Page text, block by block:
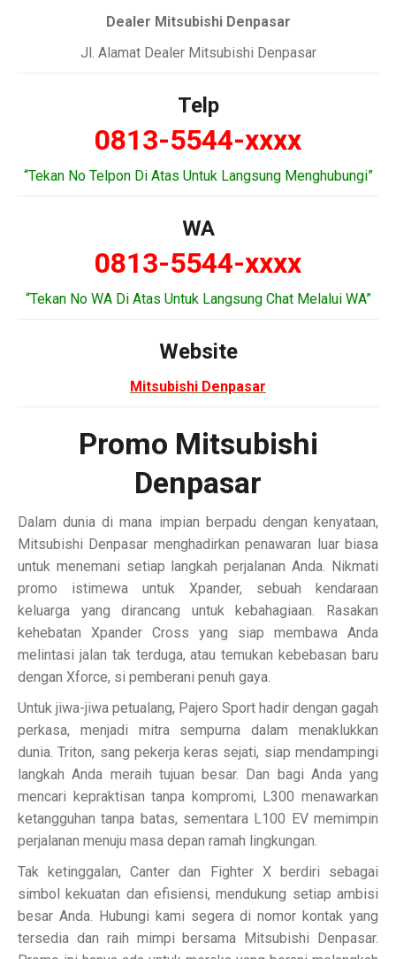
Dealer Mitsubishi Denpasar
Jl. Alamat Dealer Mitsubishi Denpasar
Telp
0813-5544-xxxx
“Tekan No Telpon Di Atas Untuk Langsung Menghubungi”
WA
0813-5544-xxxx
“Tekan No WA Di Atas Untuk Langsung Chat Melalui WA”
Website
Mitsubishi Denpasar
Promo Mitsubishi
Denpasar
Dalam dunia di mana impian berpadu dengan kenyataan,
Mitsubishi Denpasar menghadirkan penawaran luar biasa
untuk menemani setiap langkah perjalanan Anda. Nikmati
promo istimewa untuk Xpander, sebuah kendaraan
keluarga yang dirancang untuk kebahagiaan. Rasakan
kehebatan Xpander Cross yang siap membawa Anda
melintasi jalan tak terduga, atau temukan kebebasan baru
dengan Xforce, si pemberani penuh gaya.
Untuk jiwa-jiwa petualang, Pajero Sport hadir dengan gagah
perkasa, menjadi mitra sempurna dalam menaklukkan
dunia. Triton, sang pekerja keras sejati, siap mendampingi
langkah Anda meraih tujuan besar. Dan bagi Anda yang
mencari kepraktisan tanpa kompromi, L300 menawarkan
ketangguhan tanpa batas, sementara L100 EV memimpin
perjalanan menuju masa depan ramah lingkungan.
Tak ketinggalan, Canter dan Fighter X berdiri sebagai
simbol kekuatan dan efisiensi, mendukung setiap ambisi
besar Anda. Hubungi kami segera di nomor kontak yang
tersedia dan raih mimpi bersama Mitsubishi Denpasar.